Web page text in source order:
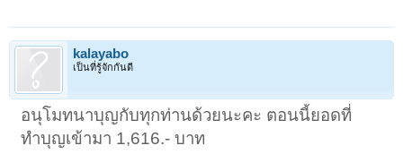
kalayabo
เป็นที่รู้จักกันดี
อนุโมทนาบุญกับทุกท่านด้วยนะคะ ตอนนี้ยอดที่
ทำบุญเข้ามา 1,616.- บาท